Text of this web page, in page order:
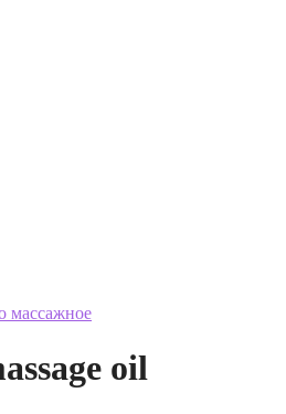
массажное
oil